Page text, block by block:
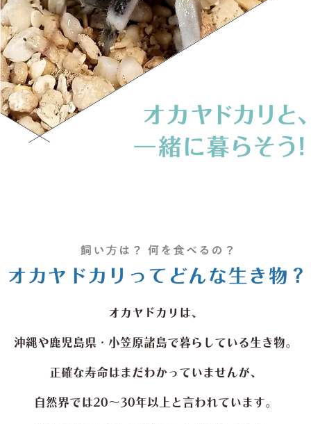
オカヤドカリは、
沖縄や鹿児島県・小笠原諸島で暮らしている生き物。
正確な寿命はまだわかっていませんが、
自然界では20～30年以上と言われています。